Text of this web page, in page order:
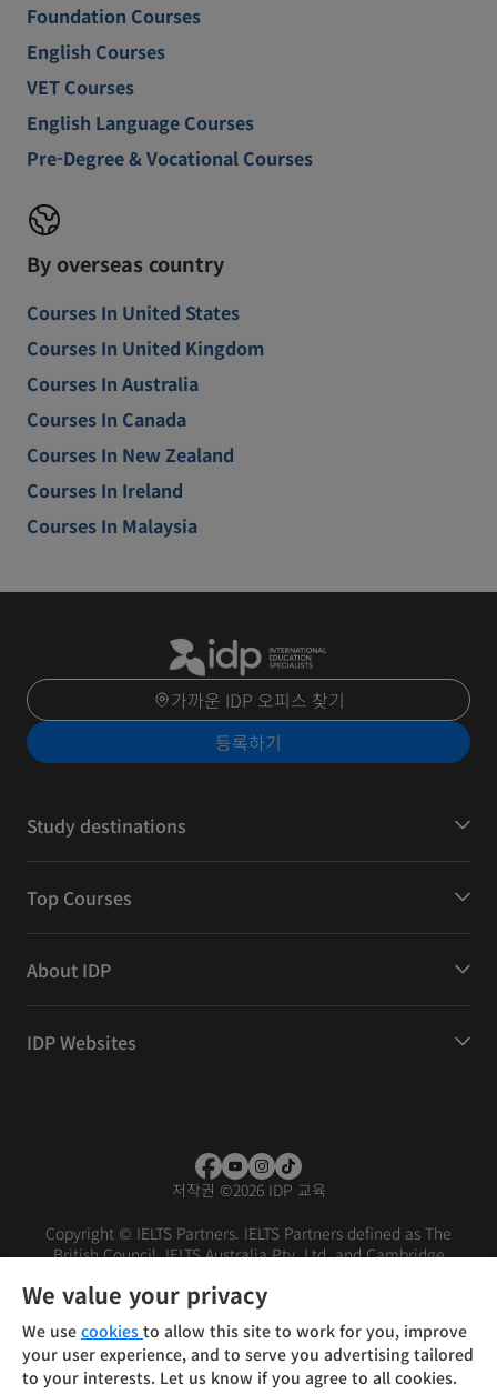
Foundation Courses
English Courses
VET Courses
English Language Courses
Pre-Degree & Vocational Courses
By overseas country
Courses In United States
Courses In United Kingdom
Courses In Australia
Courses In Canada
Courses In New Zealand
Courses In Ireland
Courses In Malaysia
가까운 IDP 오피스 찾기
등록하기
Study destinations
Top Courses
About IDP
IDP Websites
저작권 ©2026 IDP 교육
Copyright © IELTS Partners. IELTS Partners defined as The
British Council, IELTS Australia Pty. Ltd. and Cambridge
We value your privacy
We use cookies to allow this site to work for you, improve
your user experience, and to serve you advertising tailored
to your interests. Let us know if you agree to all cookies.